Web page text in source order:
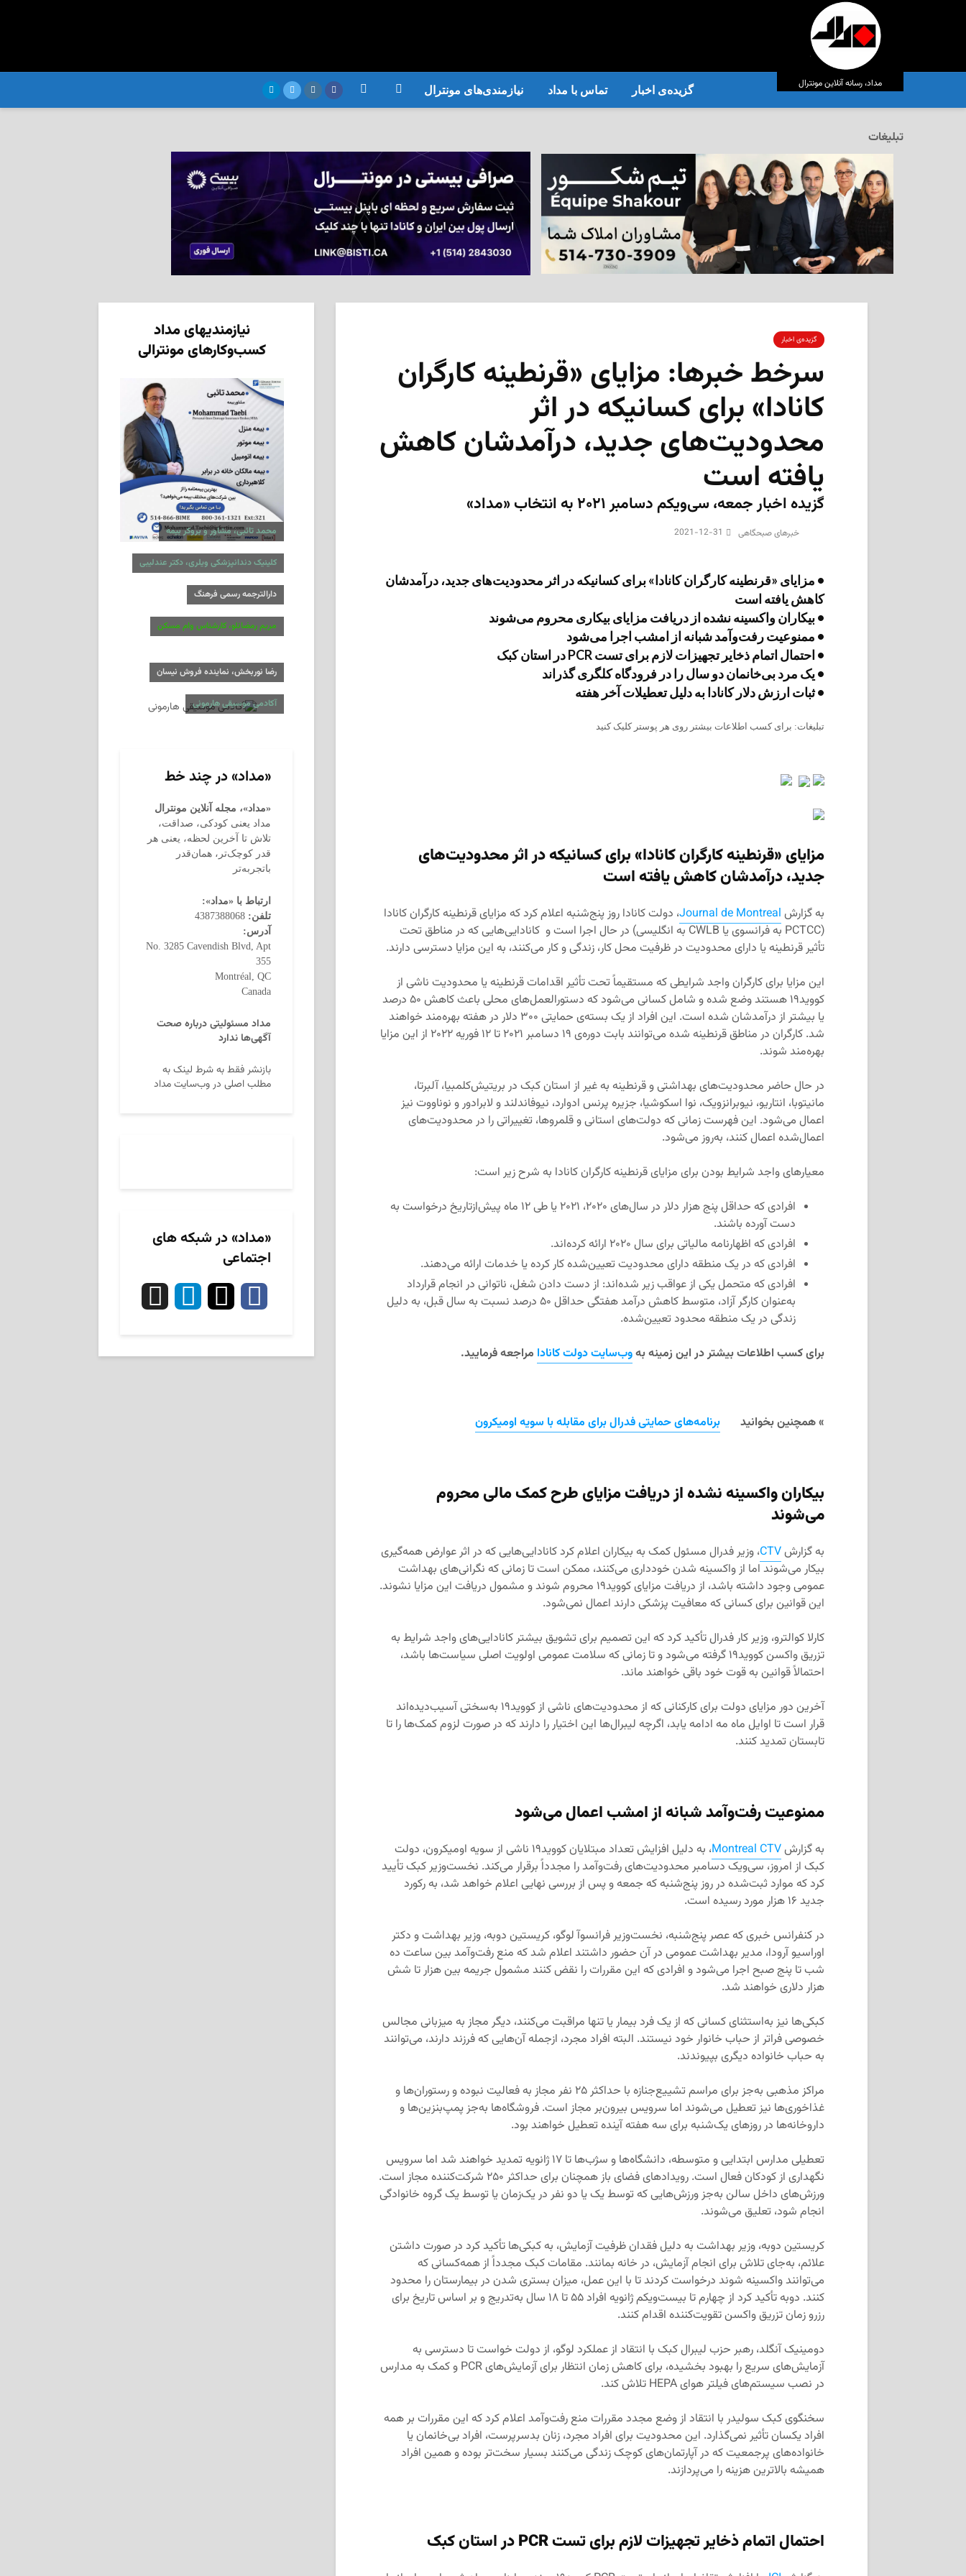
مداد، رسانه آنلاین مونترال گزیده‌ی‌ اخبار تماس با مداد نیازمندی‌های مونترال
تبلیغات
گزیده‌ی‌ اخبار
سرخط خبرها: مزایای «قرنطینه کارگران
کانادا» برای کسانیکه در اثر
محدودیت‌های جدید، درآمدشان کاهش
یافته است
گزیده اخبار جمعه، سی‌ویکم دسامبر ۲۰۲۱ به انتخاب «مداد»
‌خبرهای صبحگاهی 2021-12-31
• مزایای «قرنطینه کارگران کانادا» برای کسانیکه در اثر محدودیت‌های جدید، درآمدشان
کاهش یافته است
• بیکاران واکسینه نشده از دریافت مزایای بیکاری محروم می‌شوند
• ممنوعیت رفت‌وآمد شبانه از امشب اجرا می‌شود
• احتمال اتمام ذخایر تجهیزات لازم برای تست PCR در استان کبک
• یک مرد بی‌خانمان دو سال را در فرودگاه کلگری گذراند
• ثبات ارزش دلار کانادا به دلیل تعطیلات آخر هفته
تبلیغات: برای کسب اطلاعات بیشتر روی هر پوستر کلیک کنید
مزایای «قرنطینه کارگران کانادا» برای کسانیکه در اثر محدودیت‌های
جدید، درآمدشان کاهش یافته است
به گزارش Journal de Montreal، دولت کانادا روز پنج‌شنبه اعلام کرد که مزایای قرنطینه کارگران کانادا
(PCTCC به فرانسوی یا CWLB به انگلیسی) در حال اجرا است و کانادایی‌هایی که در مناطق تحت
تأثیر قرنطینه یا دارای محدودیت در ظرفیت محل کار، زندگی و کار می‌کنند، به این مزایا دسترسی دارند.
این مزایا برای کارگران واجد شرایطی که مستقیماً تحت تأثیر اقدامات قرنطینه یا محدودیت ناشی از
کووید۱۹ هستند وضع شده و شامل کسانی می‌شود که دستورالعمل‌های محلی باعث کاهش ۵۰ درصد
یا بیشتر از درآمدشان شده است. این افراد از یک بسته‌ی حمایتی ۳۰۰ دلار در هفته بهره‌مند خواهند
شد. کارگران در مناطق قرنطینه شده می‌توانند بابت دوره‌ی ۱۹ دسامبر ۲۰۲۱ تا ۱۲ فوریه ۲۰۲۲ از این مزایا
بهره‌مند شوند.
در حال حاضر محدودیت‌های بهداشتی و قرنطینه به غیر از استان کبک در بریتیش‌کلمبیا، آلبرتا،
مانیتوبا، انتاریو، نیوبرانزویک، نوا اسکوشیا، جزیره پرنس ادوارد، نیوفاندلند و لابرادور و نوناووت نیز
اعمال می‌شود. این فهرست زمانی که دولت‌های استانی و قلمروها، تغییراتی را در محدودیت‌های
اعمال‌شده اعمال کنند، به‌روز می‌شود.
معیارهای واجد شرایط بودن برای مزایای قرنطینه کارگران کانادا به شرح زیر است:
افرادی که حداقل پنج هزار دلار در سال‌های ۲۰۲۰، ۲۰۲۱ یا طی ۱۲ ماه پیش‌ازتاریخ درخواست به
دست آورده باشند.
افرادی که اظهارنامه مالیاتی برای سال ۲۰۲۰ ارائه کرده‌اند.
افرادی که در یک منطقه دارای محدودیت تعیین‌شده کار کرده یا خدمات ارائه می‌دهند.
افرادی که متحمل یکی از عواقب زیر شده‌اند: از دست دادن شغل، ناتوانی در انجام قرارداد
به‌عنوان کارگر آزاد، متوسط ​​کاهش درآمد هفتگی حداقل ۵۰ درصد نسبت به سال قبل، به دلیل
زندگی در یک منطقه محدود تعیین‌شده.
برای کسب اطلاعات بیشتر در این زمینه بهوب‌سایت دولت کانادا مراجعه فرمایید.
» همچنین بخوانید برنامه‌های حمایتی فدرال برای مقابله با سویه اومیکرون
بیکاران واکسینه نشده از دریافت مزایای طرح کمک مالی محروم
می‌شوند
به گزارشCTV، وزیر فدرال مسئول کمک به بیکاران اعلام کرد کانادایی‌هایی که در اثر عوارض همه‌گیری
بیکار می‌شوند اما از واکسینه شدن خودداری می‌کنند، ممکن است تا زمانی که نگرانی‌های بهداشت
عمومی وجود داشته باشد، از دریافت مزایای کووید۱۹ محروم شوند و مشمول دریافت این مزایا نشوند.
این قوانین برای کسانی که معافیت پزشکی دارند اعمال نمی‌شود.
کارلا کوالترو، وزیر کار فدرال تأکید کرد که این تصمیم برای تشویق بیشتر کانادایی‌های واجد شرایط به
تزریق واکسن کووید۱۹ گرفته می‌شود و تا زمانی که سلامت عمومی اولویت اصلی سیاست‌ها باشد،
احتمالاً قوانین به قوت خود باقی خواهند ماند.
آخرین دور مزایای دولت برای کارکنانی که از محدودیت‌های ناشی از کووید۱۹ به‌سختی آسیب‌دیده‌اند
قرار است تا اوایل ماه مه ادامه یابد، اگرچه لیبرال‌ها این اختیار را دارند که در صورت لزوم کمک‌ها را تا
تابستان تمدید کنند.
ممنوعیت رفت‌وآمد شبانه از امشب اعمال می‌شود
به گزارشMontreal CTV
، به دلیل افزایش تعداد مبتلایان کووید۱۹ ناشی از سویه اومیکرون، دولت
کبک از امروز، سی‌ویک دسامبر محدودیت‌های رفت‌وآمد را مجدداً برقرار می‌کند. نخست‌وزیر کبک تأیید
کرد که موارد ثبت‌شده در روز پنج‌شنبه که جمعه و پس از بررسی نهایی اعلام خواهد شد، به رکورد
جدید ۱۶ هزار مورد رسیده است.
در کنفرانس خبری که عصر پنج‌شنبه، نخست‌وزیر فرانسوآ لوگو، کریستین دوبه، وزیر بهداشت و دکتر
اوراسیو آرودا، مدیر بهداشت عمومی در آن حضور داشتند اعلام شد که منع رفت‌وآمد بین ساعت ده
شب تا پنج صبح اجرا می‌شود و افرادی که این مقررات را نقض کنند مشمول جریمه بین هزار تا شش
هزار دلاری خواهند شد.
کبکی‌ها نیز به‌استثنای کسانی که از یک فرد بیمار یا تنها مراقبت می‌کنند، دیگر مجاز به میزبانی مجالس
خصوصی فراتر از حباب خانوار خود نیستند. البته افراد مجرد، ازجمله آن‌هایی که فرزند دارند، می‌توانند
به حباب خانواده دیگری بپیوندند.
مراکز مذهبی به‌جز برای مراسم تشییع‌جنازه با حداکثر ۲۵ نفر مجاز به فعالیت نبوده و رستوران‌ها و
غذاخوری‌ها نیز تعطیل می‌شوند اما سرویس بیرون‌بر مجاز است. فروشگاه‌ها به‌جز پمپ‌بنزین‌ها و
داروخانه‌ها در روزهای یک‌شنبه برای سه هفته آینده تعطیل خواهند بود.
تعطیلی مدارس ابتدایی و متوسطه، دانشگاه‌ها و سژب‌ها تا ۱۷ ژانویه تمدید خواهند شد اما سرویس
نگهداری از کودکان فعال است. رویدادهای فضای باز همچنان برای حداکثر ۲۵۰ شرکت‌کننده مجاز است.
ورزش‌های داخل سالن به‌جز ورزش‌هایی که توسط یک یا دو نفر در یک‌زمان یا توسط یک گروه خانوادگی
انجام شود، تعلیق می‌شوند.
کریستین دوبه، وزیر بهداشت به دلیل فقدان ظرفیت آزمایش، به کبکی‌ها تأکید کرد در صورت داشتن
علائم، به‌جای تلاش برای انجام آزمایش، در خانه بمانند. مقامات کبک مجدداً از همه‌کسانی که
می‌توانند واکسینه شوند درخواست کردند تا با این عمل، میزان بستری شدن در بیمارستان را محدود
کنند. دوبه تأکید کرد از چهارم تا بیست‌ویکم ژانویه افراد ۵۵ تا ۱۸ سال به‌تدریج و بر اساس تاریخ برای
رزرو زمان تزریق واکسن تقویت‌کننده اقدام کنند.
دومینیک آنگلد، رهبر حزب لیبرال کبک با انتقاد از عملکرد لوگو، از دولت خواست تا دسترسی به
آزمایش‌های سریع را بهبود بخشیده، برای کاهش زمان انتظار برای آزمایش‌های PCR و کمک به مدارس
در نصب سیستم‌های فیلتر هوای HEPA تلاش کند.
سخنگوی کبک سولیدر با انتقاد از وضع مجدد مقررات منع رفت‌وآمد اعلام کرد که این مقررات بر همه
افراد یکسان تأثیر نمی‌گذارد. این محدودیت برای افراد مجرد، زنان بدسرپرست، افراد بی‌خانمان یا
خانواده‌های پرجمعیت که در آپارتمان‌های کوچک زندگی می‌کنند بسیار سخت‌تر بوده و همین افراد
همیشه بالاترین هزینه را می‌پردازند.
احتمال اتمام ذخایر تجهیزات لازم برای تستPCRدر استان کبک
نیازمندیهای مداد
کسب‌وکارهای مونترالی
محمد تائبی، مشاور و بروکر بیمه
کلینیک دندانپزشکی ویلری، دکتر عندلیبی
دارالترجمه رسمی فرهنگ
مریم رمضانلو، کارشناس وام مسکن
رضا نوربخش، نماینده فروش نیسان
آکادمی موسیقی هارمونی
«مداد» در چند خط
«مداد»، مجله آنلاین مونترال
مداد یعنی کودکی، صداقت،
تلاش تا آخرین لحظه، یعنی هر
قدر کوچک‌تر، همان‌قدر
باتجربه‌تر
ارتباط با «مداد»:
تلفن:
آدرس:
No. 3285 Cavendish Blvd, Apt
355
Montréal, QC
Canada
مداد مسئولیتی درباره صحت
آگهی‌ها ندارد
بازنشر فقط به شرط لینک به
مطلب اصلی در وب‌سایت مداد
«مداد» در شبکه های
اجتماعی